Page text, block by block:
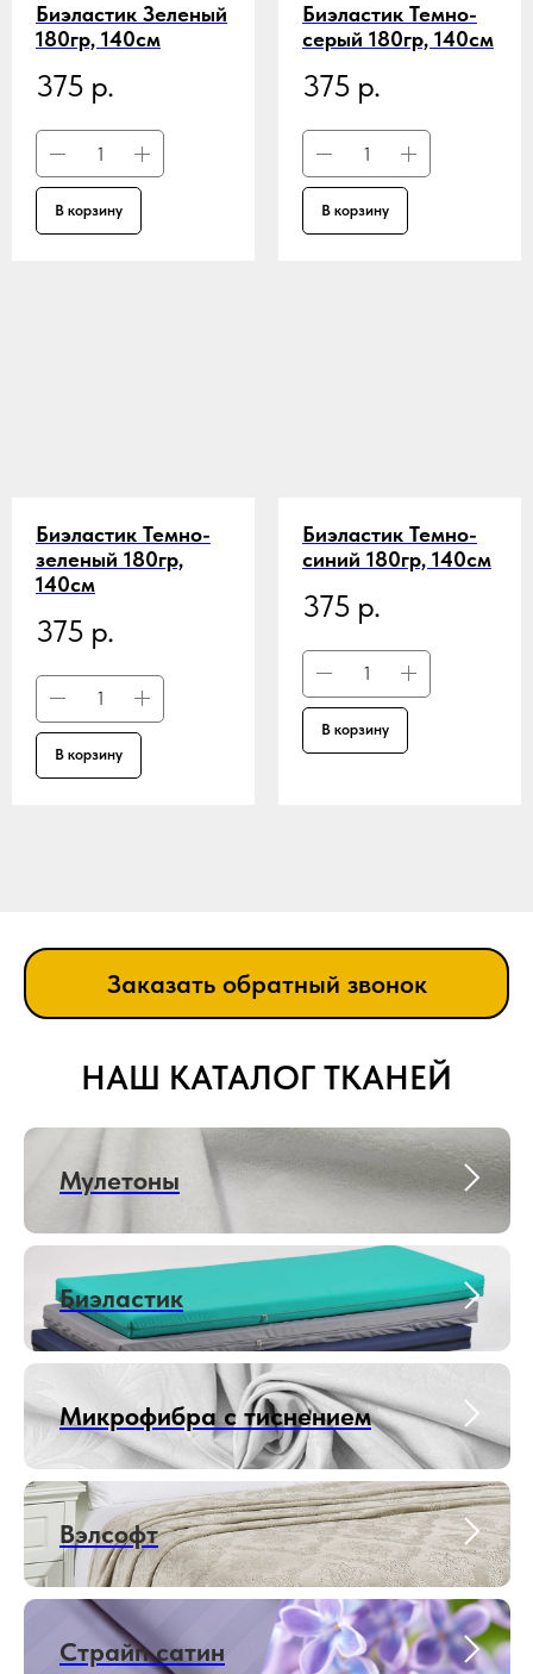
Биэластик Зеленый
180гр, 140см
375 р.
В корзину
Биэластик Темно-
серый 180гр, 140см
375 р.
В корзину
Биэластик Темно-
зеленый 180гр,
140см
375 р.
В корзину
Биэластик Темно-
синий 180гр, 140см
375 р.
В корзину
Заказать обратный звонок
НАШ КАТАЛОГ ТКАНЕЙ
Мулетоны
Биэластик
Микрофибра с тиснением
Вэлсофт
Страйп сатин